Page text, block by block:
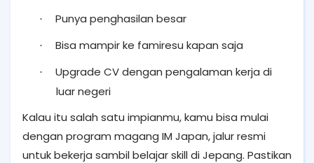
· Punya penghasilan besar
· Bisa mampir ke famiresu kapan saja
·
Upgrade CV dengan pengalaman kerja di
luar negeri
Kalau itu salah satu impianmu, kamu bisa mulai
dengan program magang IM Japan, jalur resmi
untuk bekerja sambil belajar skill di Jepang. Pastikan